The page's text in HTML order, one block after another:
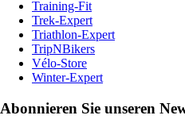
Training-Fit
Trek-Expert
Triathlon-Expert
TripNBikers
Vélo-Store
Winter-Expert
Abonnieren Sie unseren